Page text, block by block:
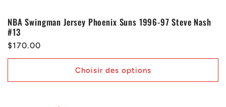
NBA Swingman Jersey Phoenix Suns 1996-97 Steve Nash
#13
Prix
habituel
$170.00
Choisir des options